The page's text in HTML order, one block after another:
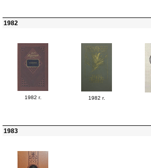
1982
1982 г. 1982 г.
1983